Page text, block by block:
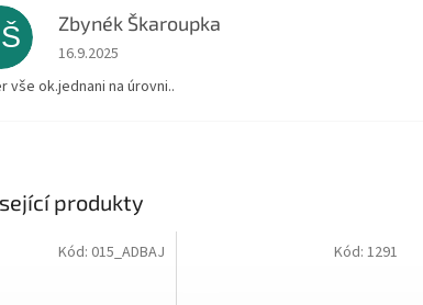
produkty
Kód: 015_ADBAJ Kód: 1291
Zbynék Škaroupka
Hodnocení obchodu je 5 z 5 hvězdiček.
16.9.2025
vše ok.jednani na úrovni..